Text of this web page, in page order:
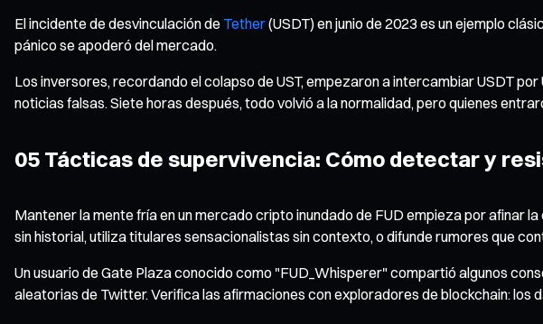
El incidente de desvinculación de Tether(USDT) en junio de 2023 es un ejemplo
pánico se apoderó del mercado.
Los inversores, recordando el colapso de UST, empezaron a intercambiar USDT
noticias falsas. Siete horas después, todo volvió a la normalidad, pero quienes
05 Tácticas de supervivencia: Cómo detectar y
Mantener la mente fría en un mercado cripto inundado de FUD empieza por afinar
sin historial, utiliza titulares sensacionalistas sin contexto, o difunde rumores que
Un usuario de Gate Plaza conocido como "FUD_Whisperer" compartió algunos
aleatorias de Twitter. Verifica las afirmaciones con exploradores de blockchain: los